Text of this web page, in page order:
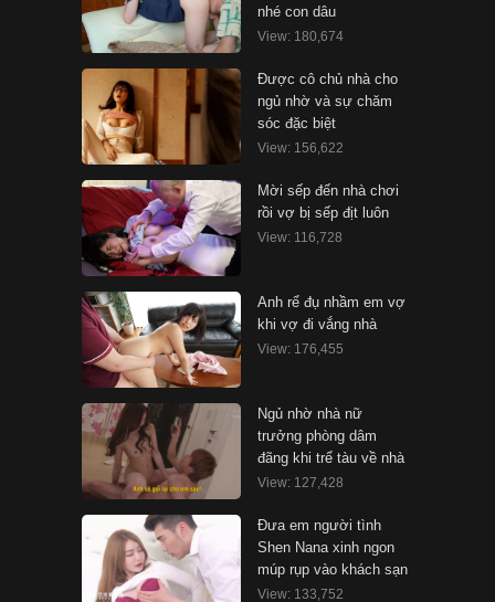
nhé con dâu
View: 180,674
Được cô chủ nhà cho
ngủ nhờ và sự chăm
sóc đặc biệt
View: 156,622
Mời sếp đến nhà chơi
rồi vợ bị sếp địt luôn
View: 116,728
Anh rể đụ nhầm em vợ
khi vợ đi vắng nhà
View: 176,455
Ngủ nhờ nhà nữ
trưởng phòng dâm
đãng khi trể tàu về nhà
View: 127,428
Đưa em người tình
Shen Nana xinh ngon
múp rụp vào khách sạn
View: 133,752